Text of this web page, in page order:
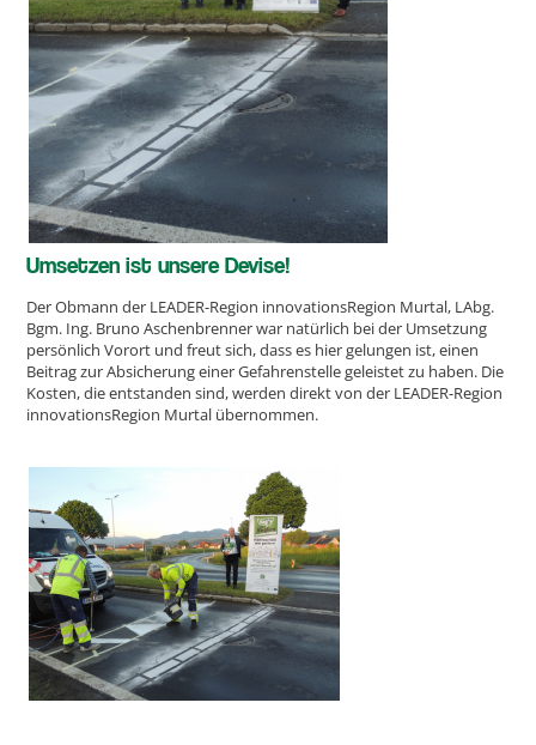
Umsetzen ist unsere Devise!
Der Obmann der LEADER-Region innovationsRegion Murtal, LAbg.
Bgm. Ing. Bruno Aschenbrenner war natürlich bei der Umsetzung
persönlich Vorort und freut sich, dass es hier gelungen ist, einen
Beitrag zur Absicherung einer Gefahrenstelle geleistet zu haben. Die
Kosten, die entstanden sind, werden direkt von der LEADER-Region
innovationsRegion Murtal übernommen.